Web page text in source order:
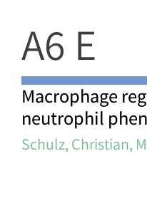
A6 E
Macrophage
neutrophil
Schulz, Christian,